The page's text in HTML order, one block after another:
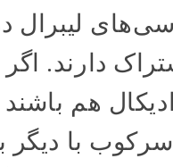
لیبرال
دارند.
هم
سرکوب با